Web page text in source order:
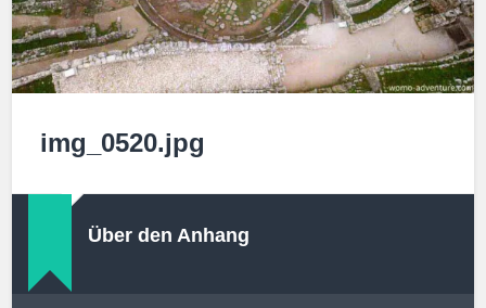
img_0520.jpg
Über den Anhang